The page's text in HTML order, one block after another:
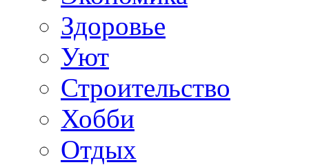
Здоровье
Уют
Строительство
Хобби
Отдых